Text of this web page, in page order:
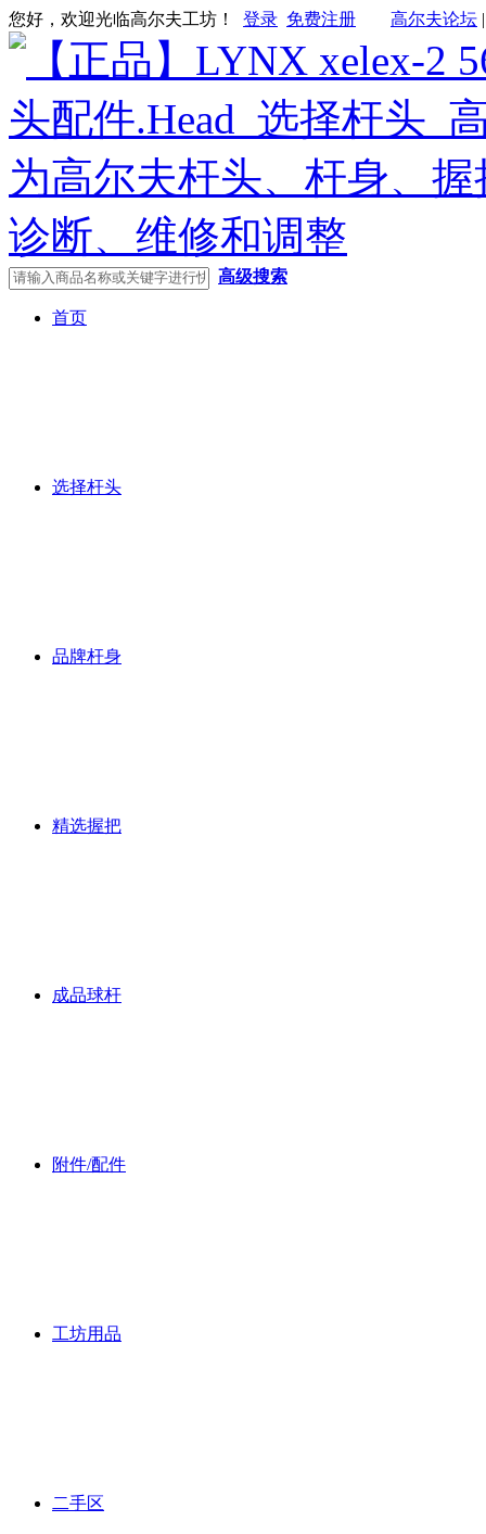
您好，欢迎光临高尔夫工坊！ 登录 免费注册 高尔夫论坛
高级搜索
首页
选择杆头
品牌杆身
精选握把
成品球杆
附件/配件
工坊用品
二手区